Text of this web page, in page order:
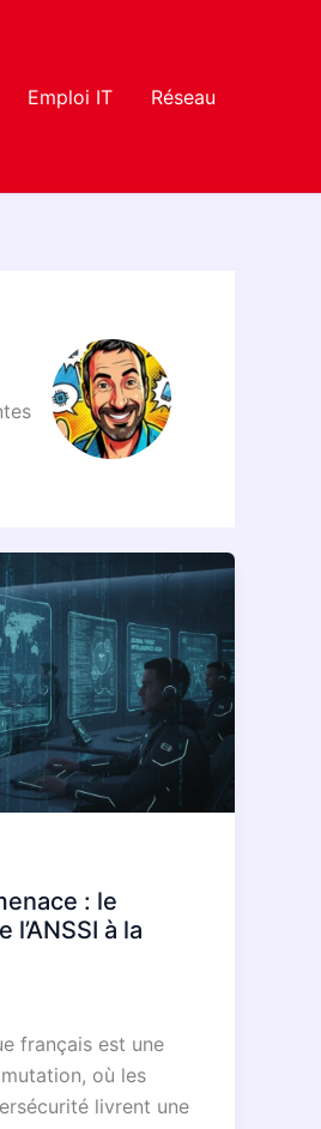
Emploi IT Réseau
: le
à la
français est une
où les
livrent une